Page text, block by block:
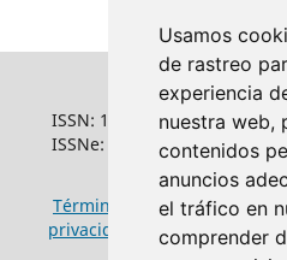
Usamos
de rastreo
experiencia
nuestra web,
contenidos
anuncios
el tráfico en
comprender
ISSN: 1022-6508
ISSNe: 1681-5653
Términos y condiciones de
privacidad
Política de